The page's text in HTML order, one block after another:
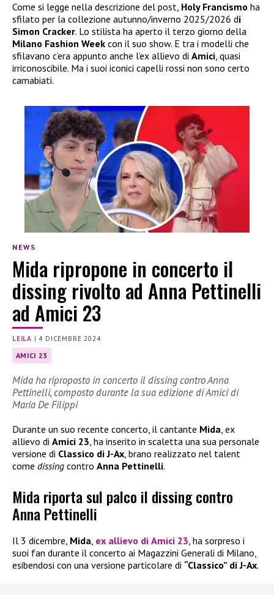
Come si legge nella descrizione del post, Holy Francismo ha
sfilato per la collezione autunno/inverno 2025/2026 di
Simon Cracker. Lo stilista ha aperto il terzo giorno della
Milano Fashion Week con il suo show. E tra i modelli che
sfilavano c’era appunto anche l’ex allievo di Amici, quasi
irriconoscibile. Ma i suoi iconici capelli rossi non sono certo
camabiati.
NEWS
Mida ripropone in concerto il
dissing rivolto ad Anna Pettinelli
ad Amici 23
LEILA |4 DICEMBRE 2024
AMICI 23
Mida ha riproposto in concerto il dissing contro Anna
Pettinelli, composto durante la sua edizione di Amici di
Maria De Filippi
Durante un suo recente concerto, il cantante Mida , ex
allievo di Amici 23 , ha inserito in scaletta una sua personale
versione di Classico di J-Ax , brano realizzato nel talent
come dissing contro Anna Pettinelli.
Mida riporta sul palco il dissing contro
Anna Pettinelli
Il 3 dicembre, Mida, ex allievo di Amici 23, ha sorpreso i
suoi fan durante il concerto ai Magazzini Generali di Milano,
esibendosi con una versione particolare di “Classico” di J-Ax.